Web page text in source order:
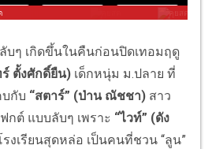
บๆ เกิดขึ้นในคืนก่อนปิดเทอมฤดู
ตั้งศักดิ์ยืน) เด็กหนุ่ม ม.ปลาย ที่
บกับ “สตาร์” (ป่าน ณัชชา) สาว
กต์ แบบลับๆ เพราะ “ไวท์” (ดัง
งเรียนสุดหล่อ เป็นคนที่ชวน “ลูน”